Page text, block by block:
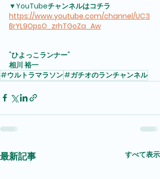
▼YouTubeチャンネルはコチラ
https://www.youtube.com/channel/UC3
BrYL9OpsO_zrhTGoZa_Aw
"ひよっこランナー"
相川 裕一
#ウルトラマラソン#ガチオのランチャンネル
最新記事 すべて表示